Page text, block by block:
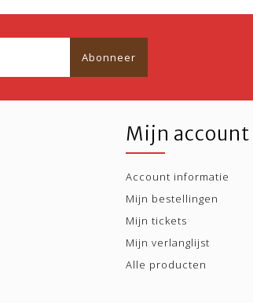
Abonneer
Mijn account
Account informatie
Mijn bestellingen
Mijn tickets
Mijn verlanglijst
Alle producten